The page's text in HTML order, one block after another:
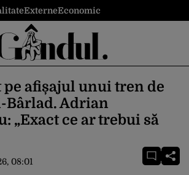
ExterneEconomic
pe afișajul unui tren de
Bârlad. Adrian
„Exact ce ar trebui să
08:01